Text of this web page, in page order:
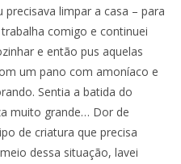
limpar a casa – para
comigo e continuei
e então pus aquelas
um pano com amoníaco e
Sentia a batida do
muito grande… Dor de
de criatura que precisa
dessa situação, lavei